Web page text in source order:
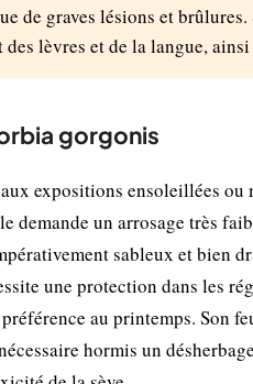
de graves lésions et
lèvres et de la langue,
gorgonis
expositions ensoleillées ou
demande un arrosage très
sableux et bien
une protection dans les
au printemps. Son
hormis un